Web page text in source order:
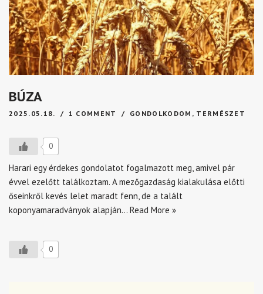
BÚZA
2025.05.18. 1 COMMENT GONDOLKODOM , TERMÉSZET
0
Harari egy érdekes gondolatot fogalmazott meg, amivel pár
évvel ezelőtt találkoztam. A mezőgazdaság kialakulása előtti
őseinkről kevés lelet maradt fenn, de a talált
koponyamaradványok alapján… Read More »
0